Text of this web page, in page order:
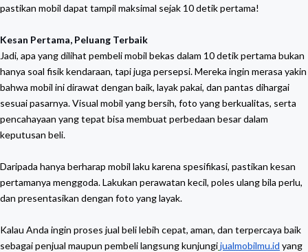
pastikan mobil dapat tampil maksimal sejak 10 detik pertama!
Kesan Pertama, Peluang Terbaik
Jadi, apa yang dilihat pembeli mobil bekas dalam 10 detik pertama bukan
hanya soal fisik kendaraan, tapi juga persepsi. Mereka ingin merasa yakin
bahwa mobil ini dirawat dengan baik, layak pakai, dan pantas dihargai
sesuai pasarnya. Visual mobil yang bersih, foto yang berkualitas, serta
pencahayaan yang tepat bisa membuat perbedaan besar dalam
keputusan beli.
Daripada hanya berharap mobil laku karena spesifikasi, pastikan kesan
pertamanya menggoda. Lakukan perawatan kecil, poles ulang bila perlu,
dan presentasikan dengan foto yang layak.
Kalau Anda ingin proses jual beli lebih cepat, aman, dan terpercaya baik
sebagai penjual maupun pembeli langsung kunjungijualmobilmu.id yang